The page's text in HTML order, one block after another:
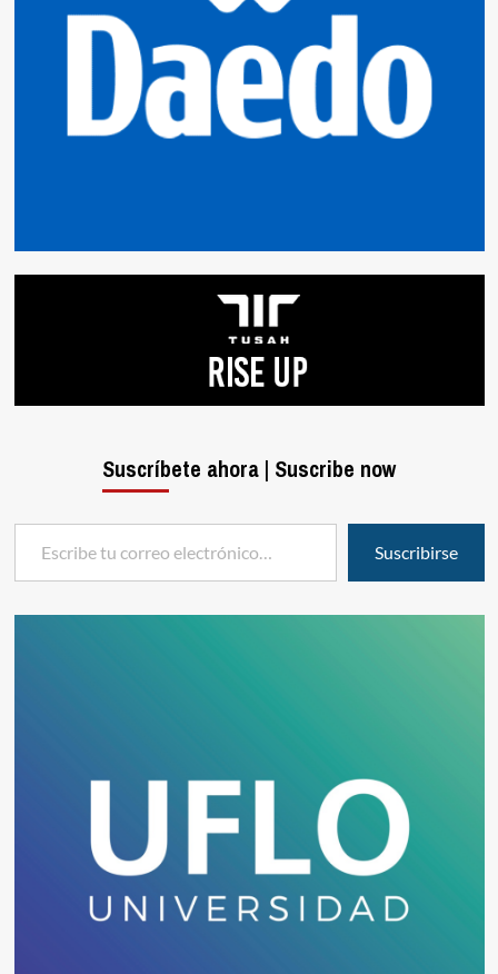
Suscríbete ahora | Suscribe now
Escribe tu correo electrónico…
Suscribirse